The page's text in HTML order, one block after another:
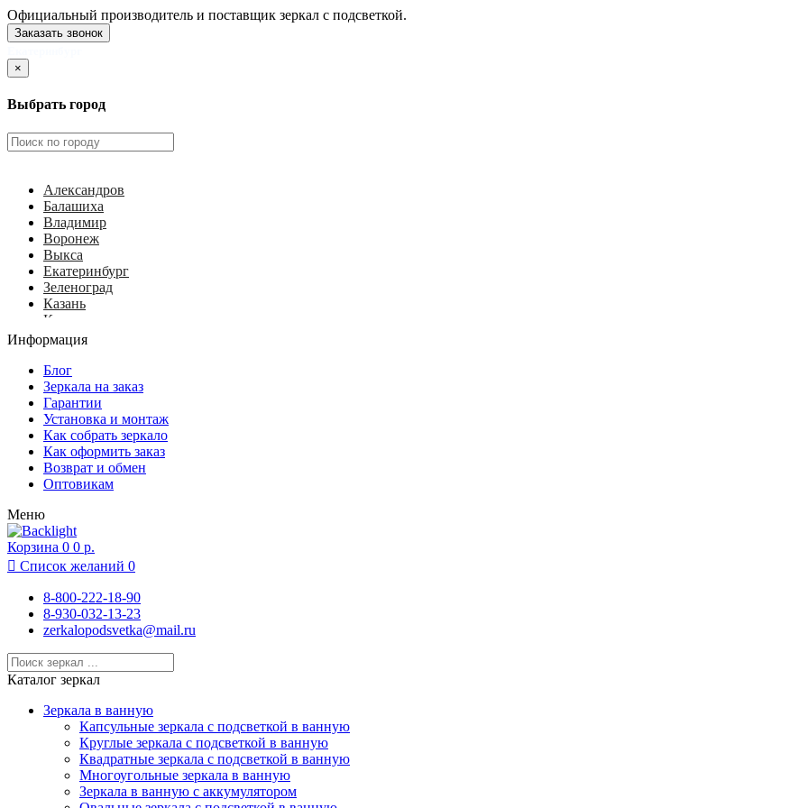
Официальный производитель и поставщик зеркал с подсветкой.
Заказать звонок
×
Выбрать город
Александров
Балашиха
Владимир
Воронеж
Выкса
Екатеринбург
Зеленоград
Казань
Калуга
Ковров
Королёв
Красногорск
Курск
Липецк
Москва
Московский
Муром
Нижний Новгород
Новосибирск
Подольск
Раменское
Реутов
Ростов-на-Дону
Санкт-Петербург
Севастополь
Сочи
Тамбов
Тула
Чебоксары
Ярославль
Информация
Блог
Зеркала на заказ
Гарантии
Установка и монтаж
Как собрать зеркало
Как оформить заказ
Возврат и обмен
Оптовикам
Меню
Корзина 0 0 р.
 Список желаний 0
8-800-222-18-90
8-930-032-13-23
zerkalopodsvetka@mail.ru
Каталог зеркал
Зеркала в ванную
Капсульные зеркала с подсветкой в ванную
Круглые зеркала с подсветкой в ванную
Квадратные зеркала с подсветкой в ванную
Многоугольные зеркала в ванную
Зеркала в ванную с аккумулятором